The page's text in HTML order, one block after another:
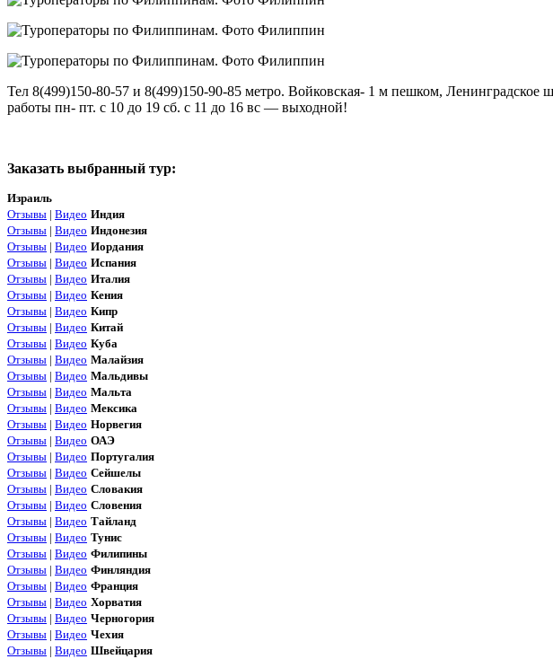
Тел 8(499)150-80-57 и 8(499)150-90-85 метро. Войковская- 1 м пешком,
работы пн- пт. с 10 до 19 сб. с 11 до 16 вс — выходной!
Заказать выбранный тур:
Израиль
Отзывы | Видео Индия
Отзывы | Видео Индонезия
Отзывы | Видео Иордания
Отзывы | Видео Испания
Отзывы | Видео Италия
Отзывы | Видео Кения
Отзывы | Видео Кипр
Отзывы | Видео Китай
Отзывы | Видео Куба
Отзывы | Видео Малайзия
Отзывы | Видео Мальдивы
Отзывы | Видео Мальта
Отзывы | Видео Мексика
Отзывы | Видео Норвегия
Отзывы | Видео ОАЭ
Отзывы | Видео Португалия
Отзывы | Видео Сейшелы
Отзывы | Видео Словакия
Отзывы | Видео Словения
Отзывы | Видео Тайланд
Отзывы | Видео Тунис
Отзывы | Видео Филипины
Отзывы | Видео Финляндия
Отзывы | Видео Франция
Отзывы | Видео Хорватия
Отзывы | Видео Черногория
Отзывы | Видео Чехия
Отзывы | Видео Швейцария